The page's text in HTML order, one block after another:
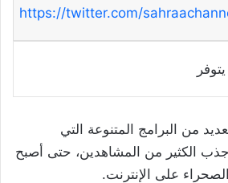
https://twitter.com/
يتوفر
من البرامج المتنوعة التي
الكثير من المشاهدين، حتى أصبح
على الإنترنت.